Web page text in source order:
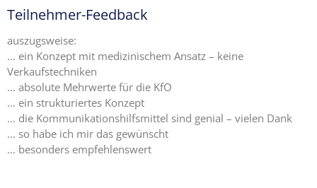
Teilnehmer-Feedback
auszugsweise:
… ein Konzept mit medizinischem Ansatz – keine
Verkaufstechniken
… absolute Mehrwerte für die KfO
… ein strukturiertes Konzept
… die Kommunikationshilfsmittel sind genial – vielen Dank
… so habe ich mir das gewünscht
… besonders empfehlenswert